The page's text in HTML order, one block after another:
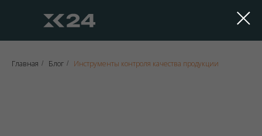
Главная / Блог / Инструменты контроля качества продукции